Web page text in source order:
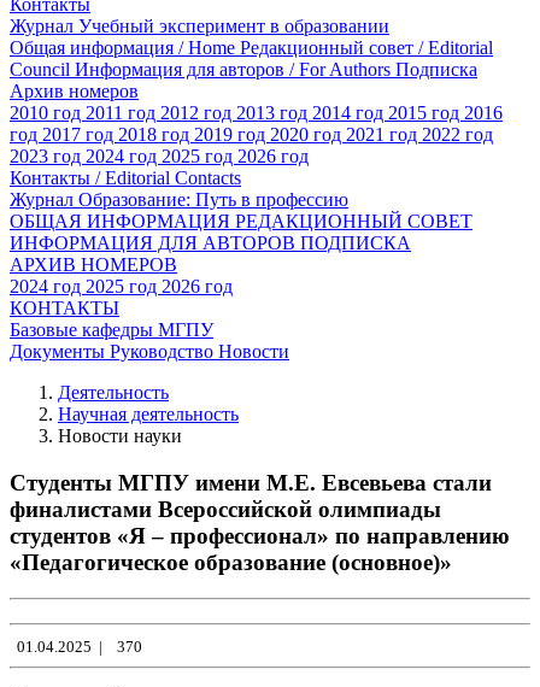
Журнал Учебный эксперимент в образовании
Общая информация / Home Редакционный совет / Editorial
Council Информация для авторов / For Authors Подписка
Архив номеров
2010 год 2011 год 2012 год 2013 год 2014 год 2015 год 2016
год 2017 год 2018 год 2019 год 2020 год 2021 год 2022 год
2023 год 2024 год 2025 год 2026 год
Контакты / Editorial Contacts
Журнал Образование: Путь в профессию
ОБЩАЯ ИНФОРМАЦИЯ РЕДАКЦИОННЫЙ СОВЕТ
ИНФОРМАЦИЯ ДЛЯ АВТОРОВ ПОДПИСКА
АРХИВ НОМЕРОВ
2024 год 2025 год 2026 год
КОНТАКТЫ
Базовые кафедры МГПУ
Документы Руководство Новости
Деятельность
Научная деятельность
Новости науки
Студенты МГПУ имени М.Е. Евсевьева стали
финалистами Всероссийской олимпиады
студентов «Я – профессионал» по направлению
«Педагогическое образование (основное)»
01.04.2025 | 370